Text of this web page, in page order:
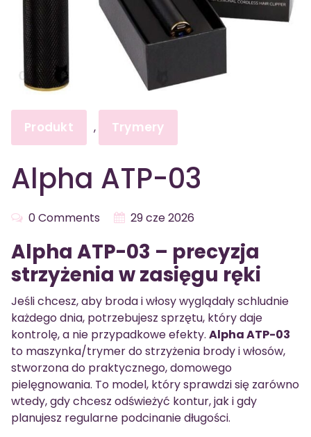
Produkt , Trymery
Alpha ATP-03
0 Comments 29 cze 2026
Alpha ATP-03 – precyzja
strzyżenia w zasięgu ręki
Jeśli chcesz, aby broda i włosy wyglądały schludnie
każdego dnia, potrzebujesz sprzętu, który daje
kontrolę, a nie przypadkowe efekty. Alpha ATP-03
to maszynka/trymer do strzyżenia brody i włosów,
stworzona do praktycznego, domowego
pielęgnowania. To model, który sprawdzi się zarówno
wtedy, gdy chcesz odświeżyć kontur, jak i gdy
planujesz regularne podcinanie długości.